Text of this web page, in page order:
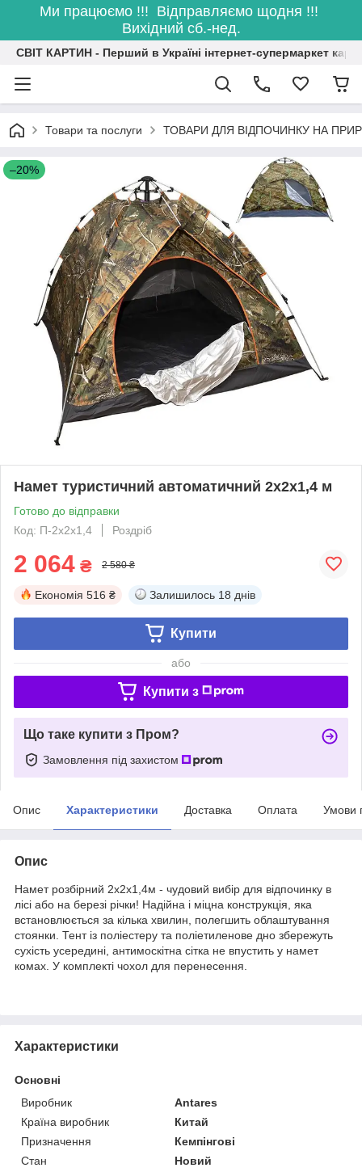
Ми працюємо !!! Відправляємо щодня !!!
Вихідний сб.-нед.
СВІТ КАРТИН - Перший в Україні інтернет-супермаркет
Товари та послуги ТОВАРИ ДЛЯ ВІДПОЧИНКУ НА
–20%
Намет туристичний автоматичний 2х2х1,4 м
Готово до відправки
Код: П-2х2х1,4
Роздріб
2 064 ₴ 2 580 ₴
Економія 516 ₴ Залишилось 18 днів
Купити
або
Купити з
Що таке купити з Пром?
Замовлення під захистом
Опис Характеристики Доставка Оплата Умови
Опис
Намет розбірний 2х2х1,4м - чудовий вибір для відпочинку в
лісі або на березі річки! Надійна і міцна конструкція, яка
встановлюється за кілька хвилин, полегшить облаштування
стоянки. Тент із поліестеру та поліетиленове дно збережуть
сухість усередині, антимоскітна сітка не впустить у намет
комах. У комплекті чохол для перенесення.
Характеристики
Основні
Виробник
Antares
Країна виробник
Китай
Призначення
Кемпінгові
Стан
Новий